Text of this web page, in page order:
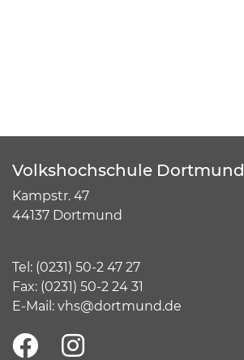
Volkshochschule Dortmund
Kampstr. 47
44137 Dortmund
Tel: (0231) 50-2 47 27
Fax: (0231) 50-2 24 31
E-Mail: vhs@dortmund.de